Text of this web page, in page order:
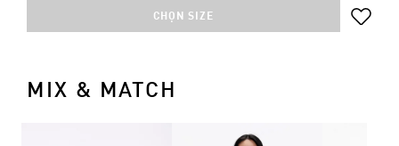
CHỌN SIZE
MIX & MATCH